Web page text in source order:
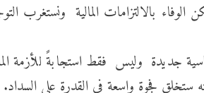
الوفاء بالالتزامات المالية
جديدة وليس فقط استجابةً للأزمة
ستخلق فجوة واسعة في القدرة على السداد.